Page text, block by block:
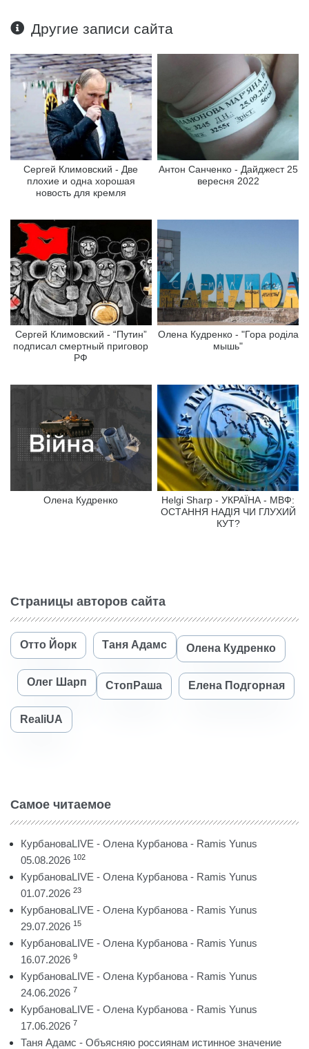
Другие записи сайта
Сергей Климовский - Две
плохие и одна хорошая
новость для кремля
Антон Санченко - Дайджест 25
вересня 2022
Сергей Климовский - “Путин”
подписал смертный приговор
РФ
Олена Кудренко - "Гора роділа
мышь"
Олена Кудренко
Helgi Sharp - УКРАЇНА - МВФ:
ОСТАННЯ НАДІЯ ЧИ ГЛУХИЙ
КУТ?
Страницы авторов сайта
Отто Йорк Таня Адамс Олена Кудренко
Олег Шарп СтопРаша Елена Подгорная
RealiUA
Самое читаемое
КурбановаLIVE - Олена Курбанова - Ramis Yunus
05.08.2026 102
КурбановаLIVE - Олена Курбанова - Ramis Yunus
01.07.2026 23
КурбановаLIVE - Олена Курбанова - Ramis Yunus
29.07.2026 15
КурбановаLIVE - Олена Курбанова - Ramis Yunus
16.07.2026 9
КурбановаLIVE - Олена Курбанова - Ramis Yunus
24.06.2026 7
КурбановаLIVE - Олена Курбанова - Ramis Yunus
17.06.2026 7
Таня Адамс - Объясняю россиянам истинное значение